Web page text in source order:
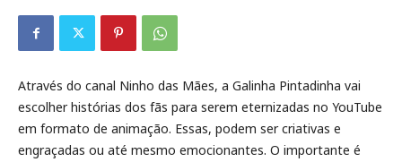
Através do canal Ninho das Mães, a Galinha Pintadinha vai
escolher histórias dos fãs para serem eternizadas no YouTube
em formato de animação. Essas, podem ser criativas e
engraçadas ou até mesmo emocionantes. O importante é